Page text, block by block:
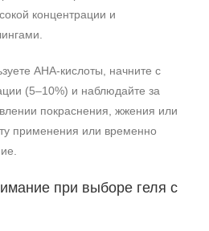
концентрации и
AHA‑кислоты, начните с
(5–10%) и наблюдайте за
покраснения, жжения или
применения или временно
при выборе геля с